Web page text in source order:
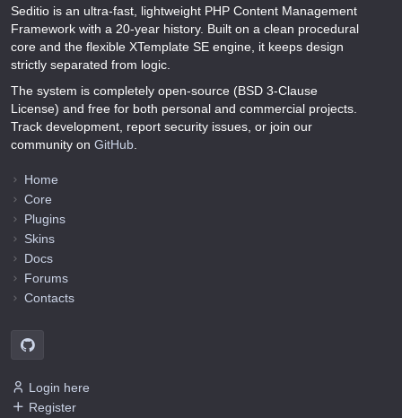
Seditio is an ultra-fast, lightweight PHP Content Management
Framework with a 20-year history. Built on a clean procedural
core and the flexible XTemplate SE engine, it keeps design
strictly separated from logic.
The system is completely open-source (BSD 3-Clause
License) and free for both personal and commercial projects.
Track development, report security issues, or join our
community on GitHub
Home
Core
Plugins
Skins
Docs
Forums
Contacts
Login here
Register